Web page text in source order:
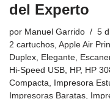
del Experto
por Manuel Garrido
5
2 cartuchos Apple Air
Duplex
Elegante
Hi-Speed USB
HP, HP
Compacta
Impresora
Impresoras Baratas